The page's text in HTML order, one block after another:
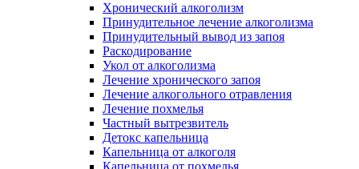
Хронический алкоголизм
Принудительное лечение алкоголизма
Принудительный вывод из запоя
Раскодирование
Укол от алкоголизма
Лечение хронического запоя
Лечение алкогольного отравления
Лечение похмелья
Частный вытрезвитель
Детокс капельница
Капельница от алкоголя
Капельница от похмелья